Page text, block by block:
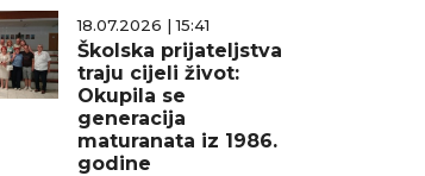
18.07.2026 | 15:41
Školska prijateljstva
traju cijeli život:
Okupila se
generacija
maturanata iz 1986.
godine